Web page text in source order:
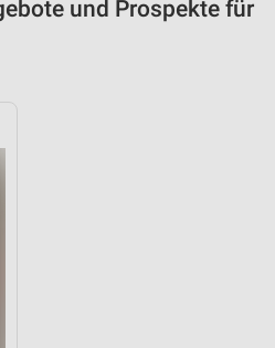
und Prospekte für